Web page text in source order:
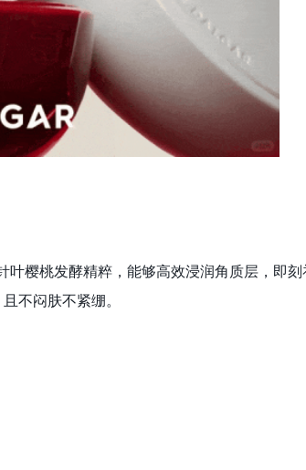
樱桃发酵精粹，能够高效浸润角质层，即
不闷肤不紧绷。